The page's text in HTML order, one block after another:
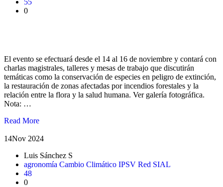
55
0
El evento se efectuará desde el 14 al 16 de noviembre y contará con
charlas magistrales, talleres y mesas de trabajo que discutirán
temáticas como la conservación de especies en peligro de extinción,
la restauración de zonas afectadas por incendios forestales y la
relación entre la flora y la salud humana. Ver galería fotográfica.
Nota: …
Read More
14Nov 2024
Luis Sánchez S
agronomía Cambio Climático IPSV Red SIAL
48
0